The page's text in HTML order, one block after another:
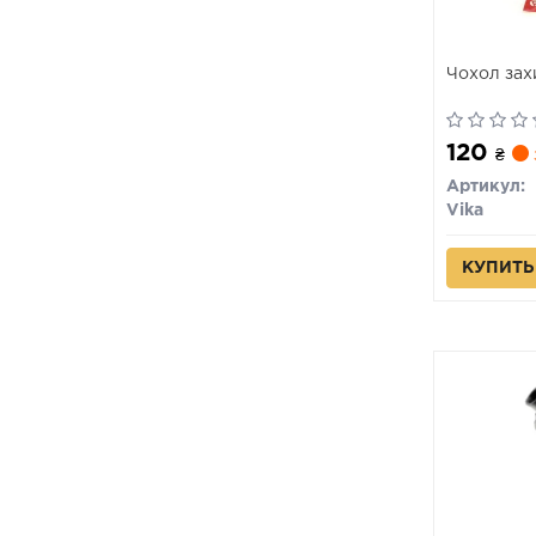
Чохол
120 ₴
Артикул:
Vika
КУПИТЬ